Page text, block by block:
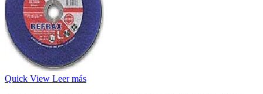
Quick View Leer más